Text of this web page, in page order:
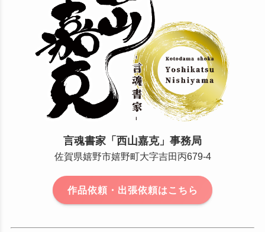
言魂書家「西山嘉克」事務局
佐賀県嬉野市嬉野町大字吉田丙679-4
作品依頼・出張依頼はこちら